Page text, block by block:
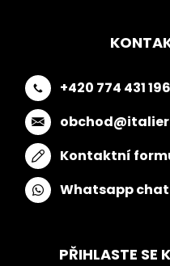
+420 774 431 196
Kontaktní
Whatsapp chat
PŘIHLASTE SE